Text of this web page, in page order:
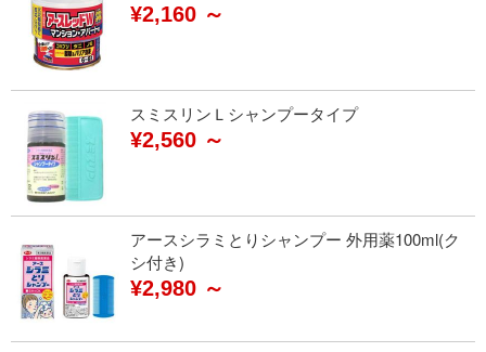
¥2,160 ～
スミスリンＬシャンプータイプ
¥2,560 ～
アースシラミとりシャンプー 外用薬100ml(ク
シ付き)
¥2,980 ～